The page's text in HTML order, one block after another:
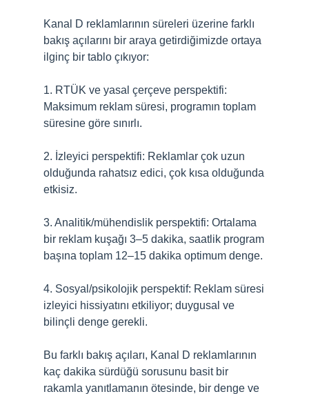
Kanal D reklamlarının süreleri üzerine farklı
bakış açılarını bir araya getirdiğimizde ortaya
ilginç bir tablo çıkıyor:
1. RTÜK ve yasal çerçeve perspektifi:
Maksimum reklam süresi, programın toplam
süresine göre sınırlı.
2. İzleyici perspektifi: Reklamlar çok uzun
olduğunda rahatsız edici, çok kısa olduğunda
etkisiz.
3. Analitik/mühendislik perspektifi: Ortalama
bir reklam kuşağı 3–5 dakika, saatlik program
başına toplam 12–15 dakika optimum denge.
4. Sosyal/psikolojik perspektif: Reklam süresi
izleyici hissiyatını etkiliyor; duygusal ve
bilinçli denge gerekli.
Bu farklı bakış açıları, Kanal D reklamlarının
kaç dakika sürdüğü sorusunu basit bir
rakamla yanıtlamanın ötesinde, bir denge ve